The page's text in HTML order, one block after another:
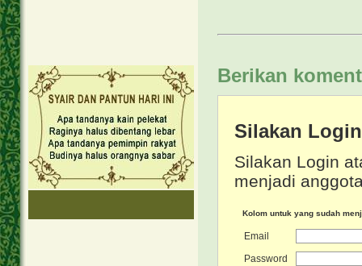
Berikan
Silakan
Silakan Login
menjadi
Kolom untuk yang sudah
Email
Password